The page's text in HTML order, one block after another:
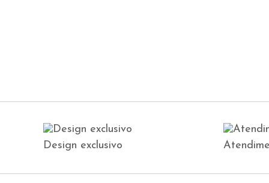
Design exclusivo